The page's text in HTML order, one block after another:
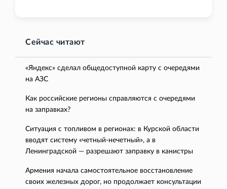
Сейчас читают
«Яндекс» сделал общедоступной карту с очередями
на АЗС
Как российские регионы справляются с очередями
на заправках?
Ситуация с топливом в регионах: в Курской области
вводят систему «четный-нечетный», а в
Ленинградской — разрешают заправку в канистры
Армения начала самостоятельное восстановление
своих железных дорог, но продолжает консультации